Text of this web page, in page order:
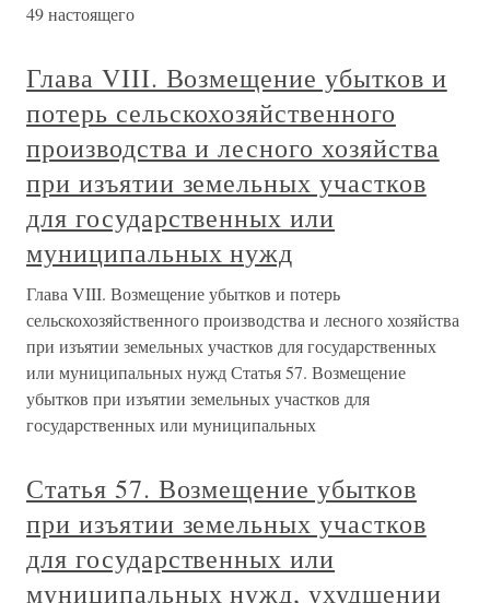
49 настоящего
Глава VIII. Возмещение убытков и
потерь сельскохозяйственного
производства и лесного хозяйства
при изъятии земельных участков
для государственных или
муниципальных нужд
Глава VIII. Возмещение убытков и потерь
сельскохозяйственного производства и лесного хозяйства
при изъятии земельных участков для государственных
или муниципальных нужд Статья 57. Возмещение
убытков при изъятии земельных участков для
государственных или муниципальных
Статья 57. Возмещение убытков
при изъятии земельных участков
для государственных или
муниципальных нужд, ухудшении